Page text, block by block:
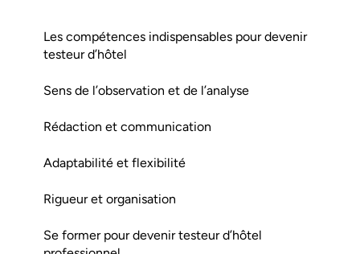
Les compétences indispensables pour devenir
testeur d’hôtel
Sens de l’observation et de l’analyse
Rédaction et communication
Adaptabilité et flexibilité
Rigueur et organisation
Se former pour devenir testeur d’hôtel